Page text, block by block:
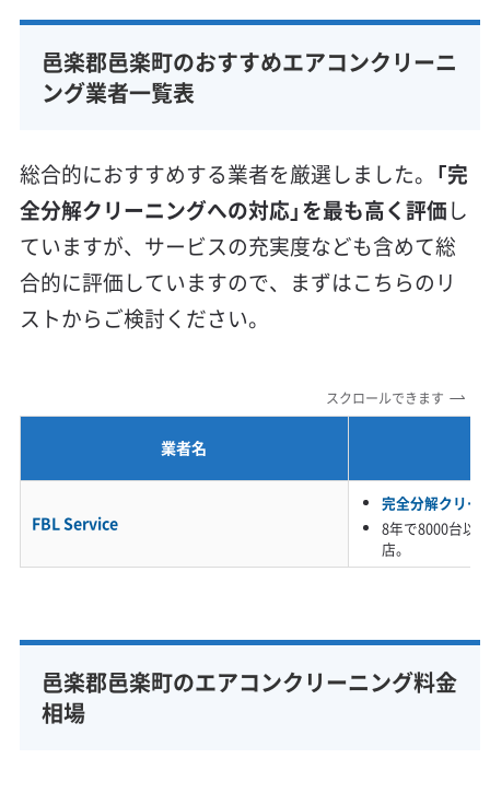
完全分解洗浄 部分クリーニング
実績10年以上
資格保有スタッフ
家庭用エアコン
保証付き アフターフォロー
女性スタッフ在籍
エコ洗剤使用
アレルギー対策
ハウスダスト除去
利便性・サービス (12)
年末年始対応
防カビ・抗菌 消臭処理 防汚コーティング
邑楽郡邑楽町のおすすめエアコンクリーニ
ング業者一覧表
総合的におすすめする業者を厳選しました。 「完
全分解クリーニングへの対応」を最も高く評価し
ていますが、サービスの充実度なども含めて総
合的に評価していますので、まずはこちらのリ
ストからご検討ください。
スクロールできます
業者名
FBL Service
完全分解クリー
8年で8000台以
店。
邑楽郡邑楽町のエアコンクリーニング料金
相場